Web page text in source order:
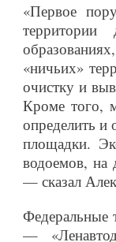
«Первое
«ничьих»
очистку и
Кроме того,
определить и
площадки.
водоемов, на
— сказал
Федеральные
—